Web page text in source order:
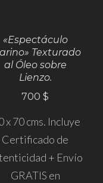
«Espectáculo
Texturado
al Óleo sobre
Lienzo.
700$
x 70 cms. Incluye
Certificado de
+ Envío
GRATIS en